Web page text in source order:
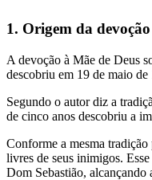
1. Origem da
A devoção à Mãe de Deus
descobriu em 19 de maio
Segundo o autor diz a
de cinco anos descobriu a
Conforme a mesma
livres de seus inimigos.
Dom Sebastião, alcançando